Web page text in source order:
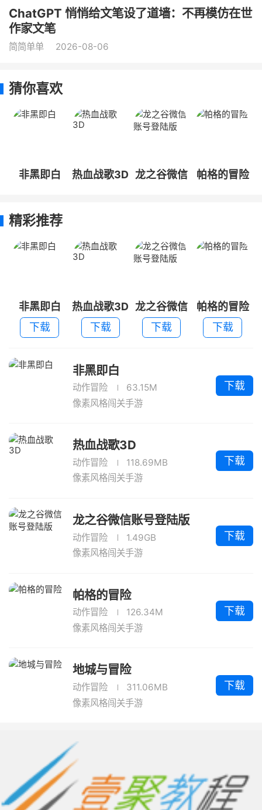
ChatGPT 悄悄给文笔设了道墙：不再模仿在世
作家文笔
简简单单 2026-08-06
猜你喜欢
非黑即白 热血战歌3D
龙之谷微信
帕格的冒险
精彩推荐
非黑即白
下载
热血战歌3D
下载
龙之谷微信
账号登陆版
下载
帕格的冒险
下载
非黑即白
动作冒险
63.15M
像素风格闯关手游
下载
热血战歌3D
动作冒险
118.69MB
像素风格闯关手游
下载
龙之谷微信账号登陆版
动作冒险
1.49GB
像素风格闯关手游
下载
帕格的冒险
动作冒险
126.34M
像素风格闯关手游
下载
地城与冒险
动作冒险
311.06MB
像素风格闯关手游
下载